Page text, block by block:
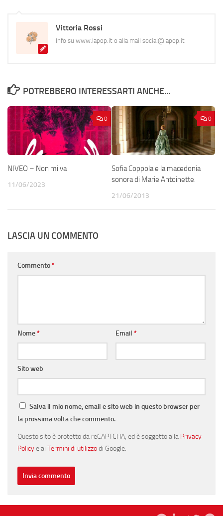
Vittoria Rossi
Info su www.lapop.it o alla mail social@lapop.it
POTREBBERO INTERESSARTI ANCHE...
0
NIVEO – Non mi va
11/06/2023
0
Sofia Coppola e la macedonia
sonora di Marie Antoinette.
21/06/2013
LASCIA UN COMMENTO
Commento*
Nome* Email *
Sito web
Salva il mio nome, email e sito web in questo browser per
la prossima volta che commento.
Questo sito è protetto da reCAPTCHA, ed è soggetto alla Privacy
Policye ai Termini di utilizzodi Google.